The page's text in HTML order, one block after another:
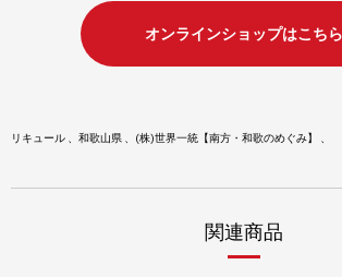
オンラインショップはこちら
リキュール 和歌山県 (株)世界一統【南方・和歌のめぐみ】
関連商品